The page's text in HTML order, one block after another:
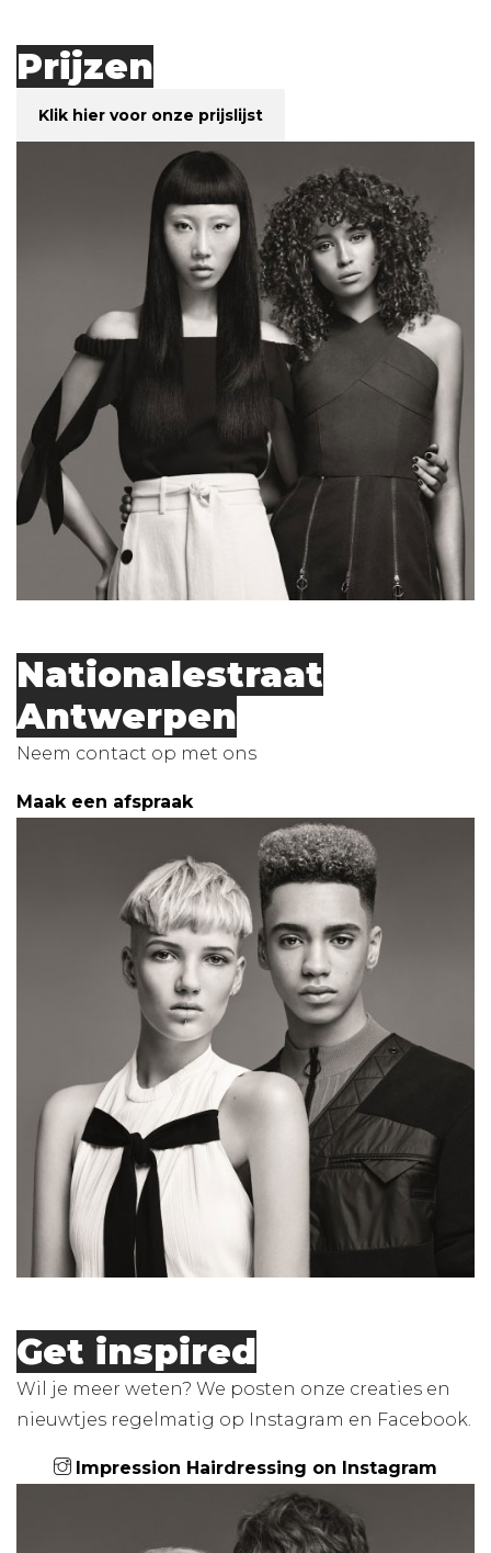
Prijzen
Klik hier voor onze prijslijst
Nationalestraat
Antwerpen
Neem contact op met ons
Maak een afspraak
Get inspired
Wil je meer weten? We posten onze creaties en
nieuwtjes regelmatig op Instagram en Facebook.
Impression Hairdressing on Instagram